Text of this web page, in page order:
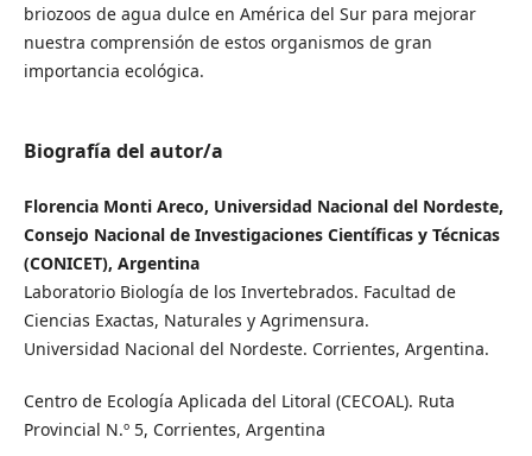
briozoos de agua dulce en América del Sur para mejorar
nuestra comprensión de estos organismos de gran
importancia ecológica.
Biografía del autor/a
Florencia Monti Areco, Universidad Nacional del Nordeste,
Consejo Nacional de Investigaciones Científicas y Técnicas
(CONICET), Argentina
Laboratorio Biología de los Invertebrados. Facultad de
Ciencias Exactas, Naturales y Agrimensura.
Universidad Nacional del Nordeste. Corrientes, Argentina.
Centro de Ecología Aplicada del Litoral (CECOAL). Ruta
Provincial N.º 5, Corrientes, Argentina